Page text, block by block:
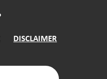
DISCLAIMER